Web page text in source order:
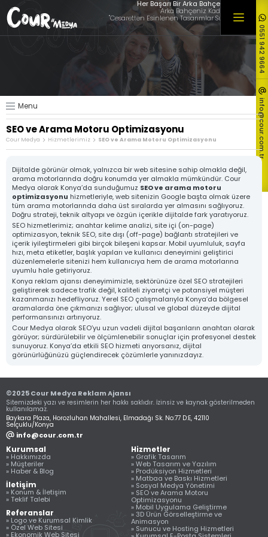
info@cour.com.tr
0551 942 9664
Logo ve
Kurumsal
Kimlik
Özel Web
Sitesi
Ekonomik
Web Sitesi
Katalog
Tasarımı
Ürün 3D Ürün
ve
Animasyon
Kutu Tasarımı Prodüksiyon
Her Başarı Bir Arka Bahçede Başlar
Arka Bahçeniz Kadar Yakınız,
"Cesaretten Esinlenen Tasarımlar Sunuyoruz"
×
Hakkımızda
Referanslarımız
Tüm Referanslarımız
Blog & Haber
Menu
SEO ve Arama Motoru Optimizasyonu
Cour Medya Hizmetlerimiz SEO ve Arama Motoru Optimizasyonu
Dijitalde görünür olmak, yalnızca bir web sitesine sahip olmakla değil,
arama motorlarında doğru konumda yer almakla mümkündür. Cour
Medya olarak Konya’da sunduğumuz SEO ve arama motoru
optimizasyonu hizmetleriyle, web sitenizin Google başta olmak üzere
tüm arama motorlarında daha üst sıralarda yer almasını sağlıyoruz.
Doğru strateji, teknik altyapı ve özgün içerikle dijitalde fark yaratıyoruz.
SEO hizmetlerimiz; anahtar kelime analizi, site içi (on-page)
optimizasyon, teknik SEO, site dışı (off-page) bağlantı stratejileri ve
içerik iyileştirmeleri gibi birçok bileşeni kapsar. Mobil uyumluluk, sayfa
hızı, meta etiketler, başlık yapıları ve kullanıcı deneyimini geliştirici
düzenlemelerle sitenizi hem kullanıcıya hem de arama motorlarına
uyumlu hale getiriyoruz.
Konya reklam ajansı deneyimimizle, sektörünüze özel SEO stratejileri
geliştirerek sadece trafik değil, kaliteli ziyaretçi ve potansiyel müşteri
kazanmanızı hedefliyoruz. Yerel SEO çalışmalarıyla Konya’da bölgesel
aramalarda öne çıkmanızı sağlıyor; ulusal ve global düzeyde dijital
performansınızı artırıyoruz.
Cour Medya olarak SEO’yu uzun vadeli dijital başarıların anahtarı olarak
görüyor; sürdürülebilir ve ölçümlenebilir sonuçlar için profesyonel destek
sunuyoruz. Konya’da etkili SEO hizmeti arıyorsanız, dijital
görünürlüğünüzü güçlendirecek çözümlerle yanınızdayız.
©2025 Cour Medya Reklam Ajansı
Sitemizdeki yazı ve resimlerin her hakkı saklıdır. İzinsiz ve kaynak gösterilmeden
kullanılamaz.
Baykara Plaza, Horozluhan Mahallesi, Elmadağı Sk. No:77 D:E, 42110
Selçuklu/Konya
info@cour.com.tr
Kurumsal
» Hakkımızda
» Müşteriler
» Haber & Blog
İletişim
» Konum & İletişim
» Teklif Talebi
Hizmetler
» Grafik Tasarım
» Web Tasarım ve Yazılım
» Prodüksiyon Hizmetleri
» Matbaa ve Baskı Hizmetleri
» Sosyal Medya Yönetimi
» SEO ve Arama Motoru
Optimizasyonu
» Mobil Uygulama Geliştirme
» 3D Ürün Görselleştirme ve
Animasyon
» Sunucu ve Hosting Hizmetleri
Referanslar
» Logo ve Kurumsal Kimlik
» Özel Web Sitesi
» Ekonomik Web Sitesi